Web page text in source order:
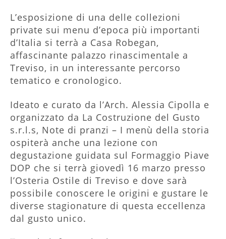
L’esposizione di una delle collezioni
private sui menu d’epoca più importanti
d’Italia si terrà a Casa Robegan,
affascinante palazzo rinascimentale a
Treviso, in un interessante percorso
tematico e cronologico.
Ideato e curato da l’Arch. Alessia Cipolla e
organizzato da La Costruzione del Gusto
s.r.l.s, Note di pranzi – I menù della storia
ospiterà anche una lezione con
degustazione guidata sul Formaggio Piave
DOP che si terrà giovedì 16 marzo presso
l’Osteria Ostile di Treviso e dove sarà
possibile conoscere le origini e gustare le
diverse stagionature di questa eccellenza
dal gusto unico.